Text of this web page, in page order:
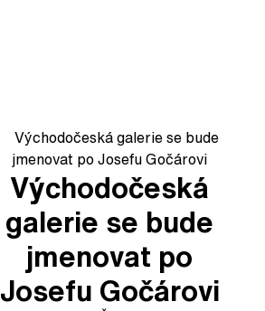
Východočeská
galerie se bude
jmenovat po
Josefu Gočárovi